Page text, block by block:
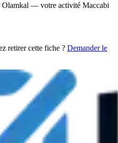
Olamkal — votre activité Maccabi
retirer cette fiche ? Demander le